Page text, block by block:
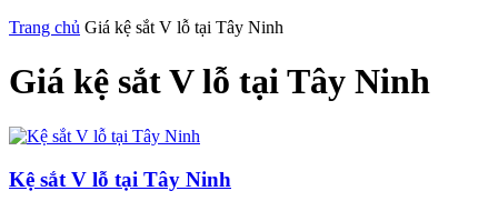
Trang chủ Giá kệ sắt V lỗ tại Tây Ninh
Giá kệ sắt V lỗ tại Tây Ninh
Kệ sắt V lỗ tại Tây Ninh